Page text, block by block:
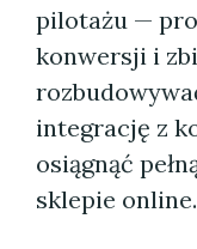
pilotażu —
konwersji i
integrację z
osiągnąć
sklepie online.